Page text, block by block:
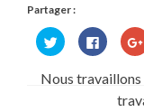
Partager :
Cliquez
pour
partager
Twitter(ouvre
Cliquez
pour
partager
sur
dans
une
Nous travaillons